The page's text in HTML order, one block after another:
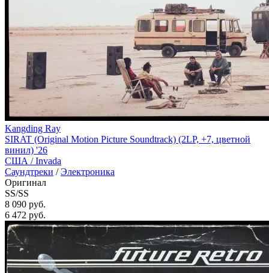
Kangding Ray
SIRAT (Original Motion Picture Soundtrack) (2LP, +7, цветной
винил) '26
США /Invada
Саундтреки /Электроника
Оригинал
SS/SS
8 090 руб.
6 472 руб.